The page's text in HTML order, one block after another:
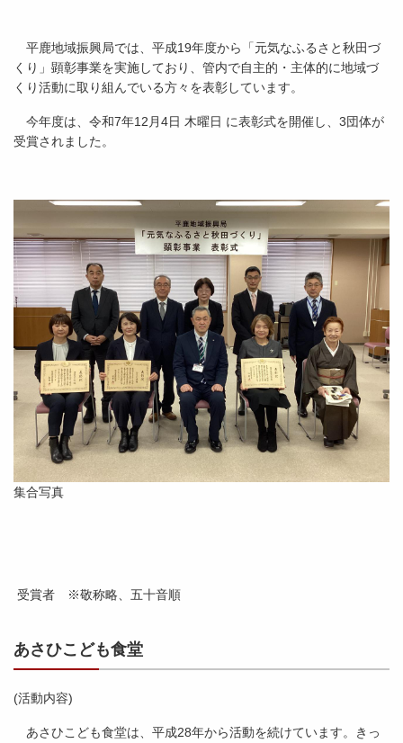
平鹿地域振興局では、平成19年度から「元気なふるさと秋田づ
くり」顕彰事業を実施しており、管内で自主的・主体的に地域づ
くり活動に取り組んでいる方々を表彰しています。
今年度は、令和7年12月4日 木曜日 に表彰式を開催し、3団体が
受賞されました。
集合写真
受賞者 ※敬称略、五十音順
あさひこども食堂
(活動内容)
あさひこども食堂は、平成28年から活動を続けています。きっ